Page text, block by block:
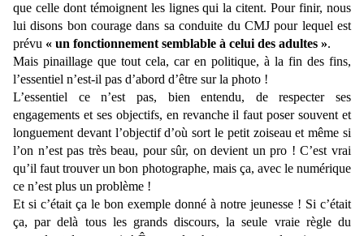
que celle dont témoignent les lignes qui la citent. Pour finir, nous
lui disons bon courage dans sa conduite du CMJ pour lequel est
prévu « un fonctionnement semblable à celui des adultes ».
Mais pinaillage que tout cela, car en politique, à la fin des fins,
l’essentiel n’est-il pas d’abord d’être sur la photo !
L’essentiel ce n’est pas, bien entendu, de respecter ses
engagements et ses objectifs, en revanche il faut poser souvent et
longuement devant l’objectif d’où sort le petit zoiseau et même si
l’on n’est pas très beau, pour sûr, on devient un pro ! C’est vrai
qu’il faut trouver un bon photographe, mais ça, avec le numérique
ce n’est plus un problème !
Et si c’était ça le bon exemple donné à notre jeunesse ! Si c’était
ça, par delà tous les grands discours, la seule vraie règle du